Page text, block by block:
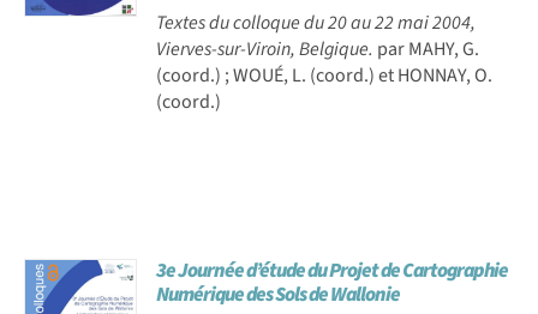
Textes du colloque du 20 au 22 mai 2004,
Vierves-sur-Viroin, Belgique. par MAHY, G.
(coord.) ; WOUÉ, L. (coord.) et HONNAY, O.
(coord.)
3e Journée d’étude du Projet de Cartographie
Numérique des Sols de Wallonie